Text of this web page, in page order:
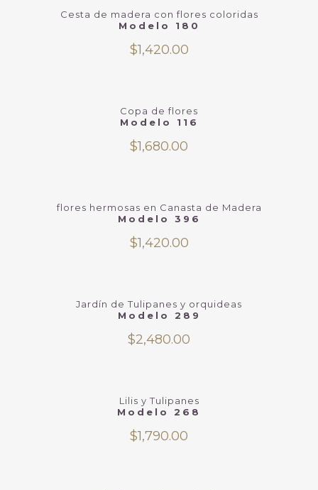
Cesta de madera con flores coloridas
Modelo 180
$1,420.00
Copa de flores
Modelo 116
$1,680.00
flores hermosas en Canasta de Madera
Modelo 396
$1,420.00
Jardín de Tulipanes y orquideas
Modelo 289
$2,480.00
Lilis y Tulipanes
Modelo 268
$1,790.00